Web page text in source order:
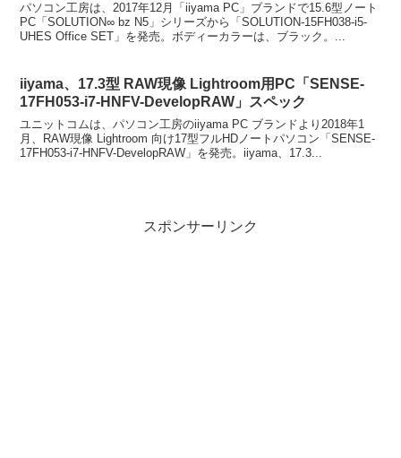
パソコン工房は、2017年12月「iiyama PC」ブランドで15.6型ノート
PC「SOLUTION∞ bz N5」シリーズから「SOLUTION-15FH038-i5-
UHES Office SET」を発売。ボディーカラーは、ブラック。...
iiyama、17.3型 RAW現像 Lightroom用PC「SENSE-
17FH053-i7-HNFV-DevelopRAW」スペック
ユニットコムは、パソコン工房のiiyama PC ブランドより2018年1
月、RAW現像 Lightroom 向け17型フルHDノートパソコン「SENSE-
17FH053-i7-HNFV-DevelopRAW」を発売。iiyama、17.3...
スポンサーリンク